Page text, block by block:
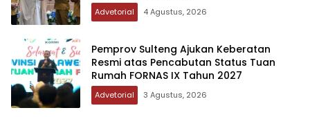
Advetorial 4 Agustus, 2026
Pemprov Sulteng Ajukan Keberatan
Resmi atas Pencabutan Status Tuan
Rumah FORNAS IX Tahun 2027
Advetorial 3 Agustus, 2026